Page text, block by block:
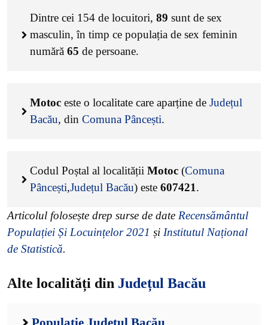
Dintre cei 154 de locuitori, 89 sunt de sex
masculin, în timp ce populația de sex feminin
numără 65 de persoane.
Motoc este o localitate care aparține de Județul
Bacău, din Comuna Pâncești.
Codul Poștal al localității Motoc (Comuna
Pâncești,Județul Bacău) este 607421.
Articolul folosește drep surse de date Recensământul
Populației Și Locuințelor 2021 și Institutul Național
de Statistică.
Alte localități din Județul Bacău